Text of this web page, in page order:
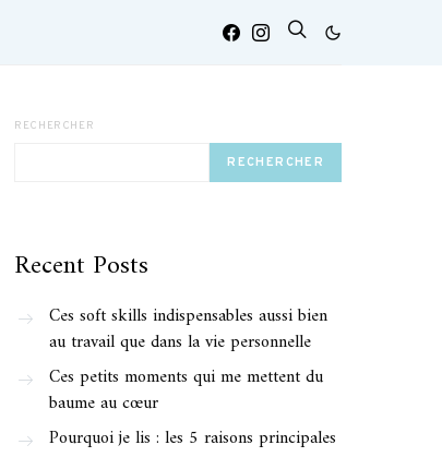
RECHERCHER
RECHERCHER
Recent Posts
Ces soft skills indispensables aussi bien
au travail que dans la vie personnelle
Ces petits moments qui me mettent du
baume au cœur
Pourquoi je lis : les 5 raisons principales